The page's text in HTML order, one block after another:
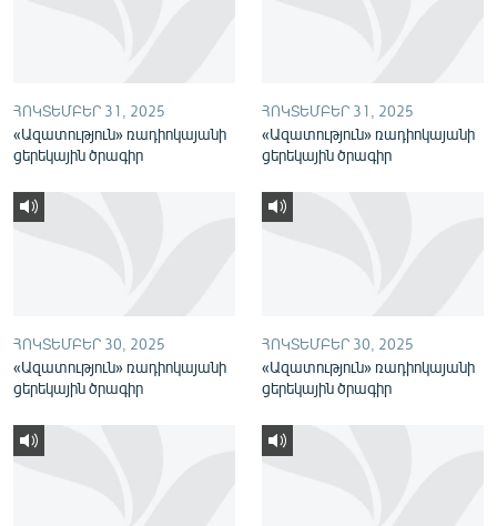
Русский
ՀԵՏԵՎԵՔ ՄԵԶ
«Ազատության» բոլոր կայքերը
ՀՈԿՏԵՄԲԵՐ 31, 2025
«Ազատություն» ռադիոկայանի
ցերեկային ծրագիր
ՀՈԿՏԵՄԲԵՐ 31, 2025
«Ազատություն» ռադիոկայանի
ցերեկային ծրագիր
ՀՈԿՏԵՄԲԵՐ 30, 2025
«Ազատություն» ռադիոկայանի
ցերեկային ծրագիր
ՀՈԿՏԵՄԲԵՐ 30, 2025
«Ազատություն» ռադիոկայանի
ցերեկային ծրագիր